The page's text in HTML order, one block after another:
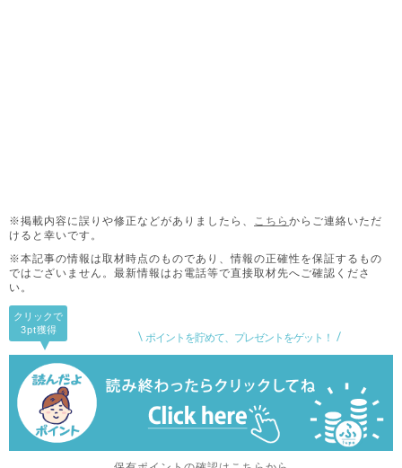
※掲載内容に誤りや修正などがありましたら、 こちら からご連絡いただ
けると幸いです。
※本記事の情報は取材時点のものであり、情報の正確性を保証するもの
ではございません。 最新情報はお電話等で直接取材先へご確認くださ
い。
ポイントを貯めて、プレゼントをゲット！
クリックで
3pt獲得